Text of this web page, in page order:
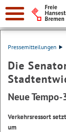
Suche:
Pressemitteilungen
Die
Neue
Verkehrsressort
um